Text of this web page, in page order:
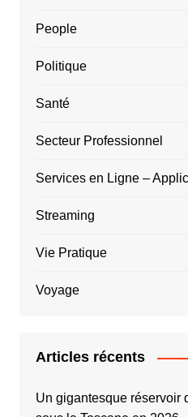
People
Politique
Santé
Secteur Professionnel
Services en Ligne –
Streaming
Vie Pratique
Voyage
Articles récents
Un gigantesque réservoir